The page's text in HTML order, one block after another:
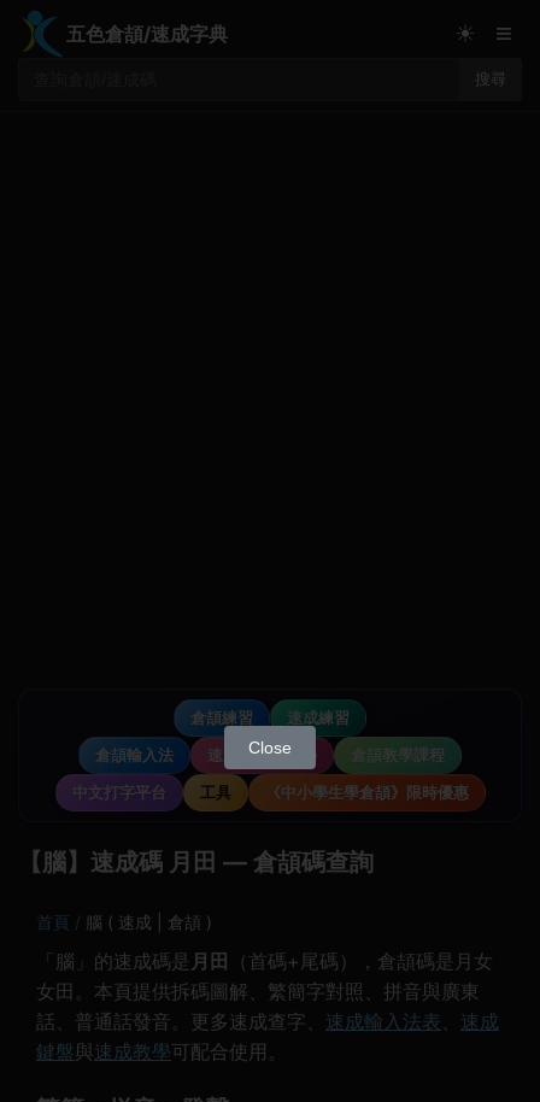
五色倉頡/速成字典
搜尋
☀ ≡
倉頡練習
速成練習
倉頡輸入法
速成輸入法教學
倉頡教學課程
中文打字平台
工具 《中小學生學倉頡》限時優惠
【腦】速成碼 月田 — 倉頡碼查詢
首頁 腦 ( 速成 | 倉頡 )
「腦」的速成碼是 月田
（首碼+尾碼），倉頡碼是月女
女田。本頁提供拆碼圖解、繁簡字對照、拼音與廣東
話、普通話發音。更多速成查字、 速成輸入法表、 速成
鍵盤與速成教學可配合使用。
Close